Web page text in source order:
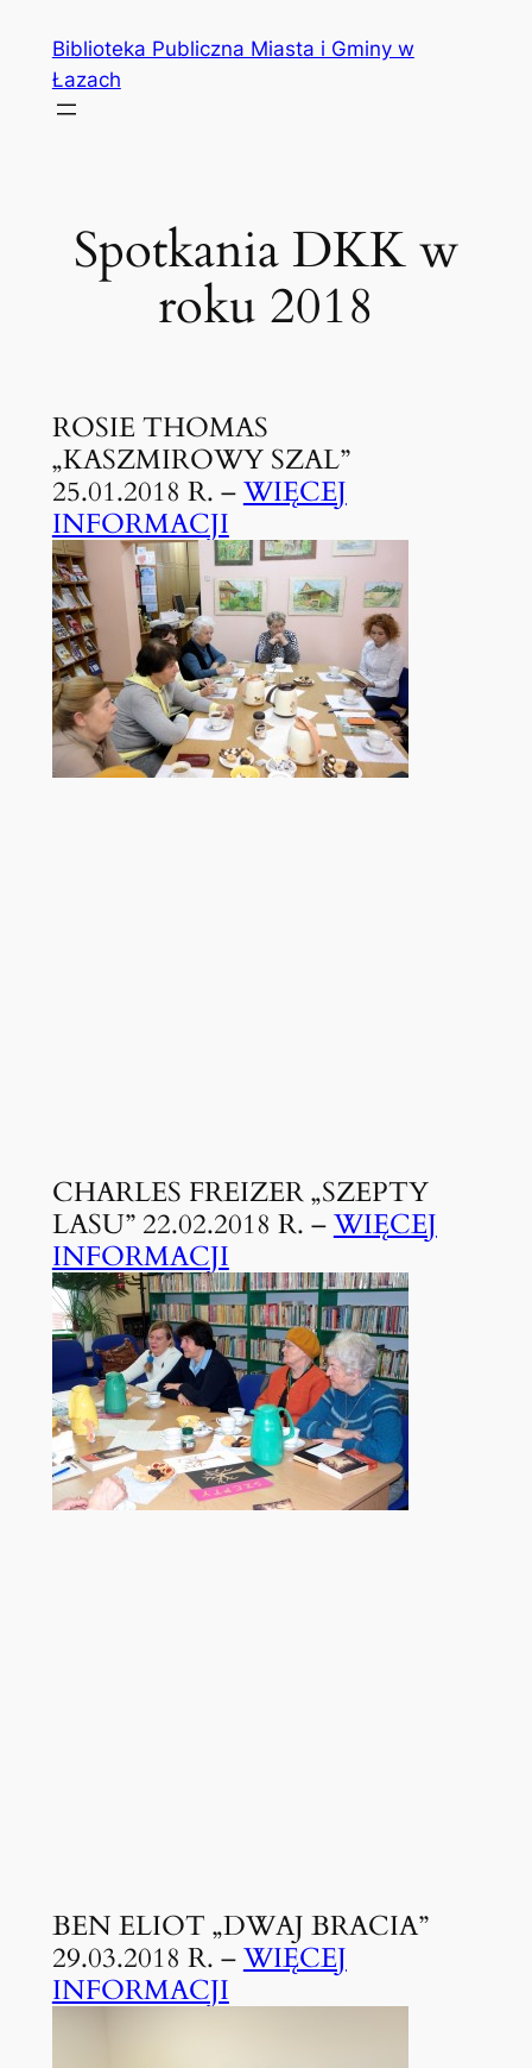
treści
Biblioteka Publiczna Miasta i Gminy w
Łazach
Spotkania DKK w
roku 2018
ROSIE THOMAS
„KASZMIROWY SZAL”
25.01.2018 R. –WIĘCEJ
INFORMACJI
CHARLES FREIZER „SZEPTY
LASU” 22.02.2018 R. –WIĘCEJ
INFORMACJI
BEN ELIOT „DWAJ BRACIA”
29.03.2018 R. –WIĘCEJ
INFORMACJI